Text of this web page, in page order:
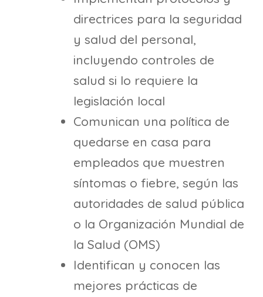
directrices para la seguridad
y salud del personal,
incluyendo controles de
salud si lo requiere la
legislación local
Comunican una política de
quedarse en casa para
empleados que muestren
síntomas o fiebre, según las
autoridades de salud pública
o la Organización Mundial de
la Salud (OMS)
Identifican y conocen las
mejores prácticas de